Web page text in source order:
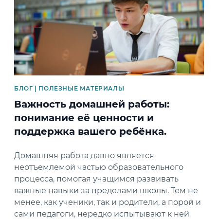
БЛОГ | ПОЛЕЗНЫЕ МАТЕРИАЛЫ
Важность домашней работы:
понимание её ценности и
поддержка вашего ребёнка.
Домашняя работа давно является
неотъемлемой частью образовательного
процесса, помогая учащимся развивать
важные навыки за пределами школы. Тем не
менее, как ученики, так и родители, а порой и
сами педагоги, нередко испытывают к ней